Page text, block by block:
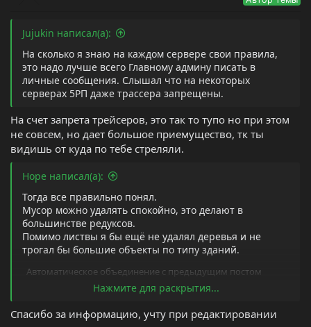
Jujukin написал(а):
На сколько я знаю на каждом сервере свои правила,
это надо лучше всего Главному админу писать в
личные сообщения. Слышал что на некоторых
серверах 5РП даже трассера запрещены.
На счет запрета трейсеров, это так то тупо но при этом
не совсем, но дает большое приемущество, тк ты
видишь от куда по тебе стреляли.
Hope написал(а):
Тогда все правильно понял.
Мусор можно удалять спокойно, это делают в
большинстве редуксов.
Помимо листвы я бы ещё не удалял деревья и не
трогал бы большие объекты по типу зданий.
Автоматическое объединение с предыдущим постом
Если прямо вообще не хочется рисковать ни на
Нажмите для раскрытия...
Спасибо за информацию, учту при редактировании